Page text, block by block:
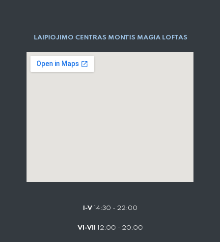
LAIPIOJIMO CENTRAS MONTIS MAGIA LOFTAS
I-V14:30 - 22:00
VI-VII 12:00 - 20:00